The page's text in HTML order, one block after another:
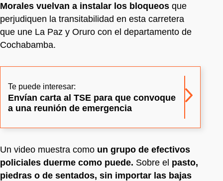
Morales vuelvan a instalar los bloqueos que
perjudiquen la transitabilidad en esta carretera
que une La Paz y Oruro con el departamento de
Cochabamba.
Te puede interesar:
Envían carta al TSE para que convoque
a una reunión de emergencia
Un video muestra como un grupo de efectivos
policiales duerme como puede. Sobre el pasto,
piedras o de sentados, sin importar las bajas